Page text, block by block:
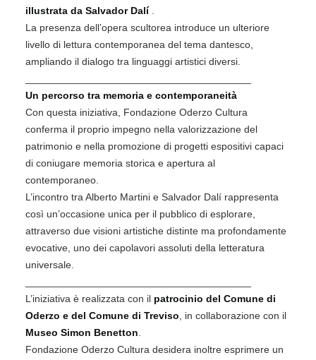
illustrata da Salvador Dalí.
La presenza dell’opera scultorea introduce un ulteriore
livello di lettura contemporanea del tema dantesco,
ampliando il dialogo tra linguaggi artistici diversi.
Un percorso tra memoria e contemporaneità
Con questa iniziativa, Fondazione Oderzo Cultura
conferma il proprio impegno nella valorizzazione del
patrimonio e nella promozione di progetti espositivi capaci
di coniugare memoria storica e apertura al
contemporaneo.
L’incontro tra Alberto Martini e Salvador Dalí rappresenta
così un’occasione unica per il pubblico di esplorare,
attraverso due visioni artistiche distinte ma profondamente
evocative, uno dei capolavori assoluti della letteratura
universale.
L’iniziativa è realizzata con il patrocinio del Comune di
Oderzo e del Comune di Treviso , in collaborazione con il
Museo Simon Benetton
Fondazione Oderzo Cultura desidera inoltre esprimere un